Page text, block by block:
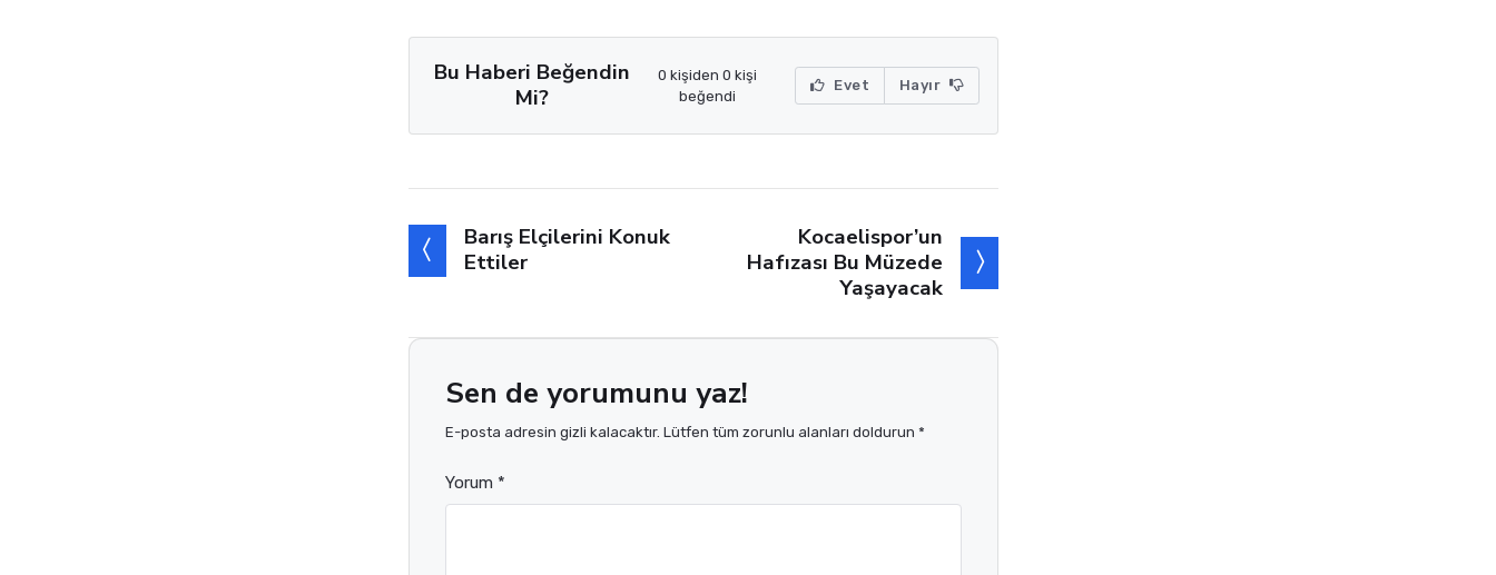
Bu Haberi Beğendin
Mi?
0 kişiden 0 kişi
beğendi
Evet Hayır
Barış Elçilerini Konuk
Ettiler
Kocaelispor’un
Hafızası Bu Müzede
Yaşayacak
Sen de yorumunu yaz!
E-posta adresin gizli kalacaktır. Lütfen tüm zorunlu alanları doldurun *
Yorum *